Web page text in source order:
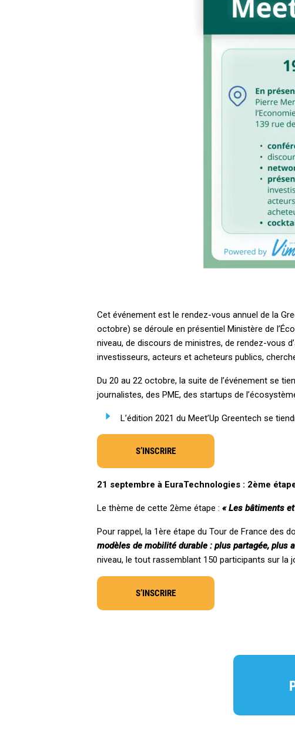
Cet événement est le rendez-vous annuel de la
octobre) se déroule en présentiel Ministère de
niveau, de discours de ministres, de rendez-vous
investisseurs, acteurs et acheteurs publics,
Du 20 au 22 octobre, la suite de l’événement se
journalistes, des PME, des startups de
L’édition 2021 du Meet’Up Greentech se
S’INSCRIRE
21 septembre à EuraTechnologies : 2ème
Le thème de cette 2ème étape :« Les bâtiments
Pour rappel, la 1ère étape du Tour de France des
modèles de mobilité durable : plus partagée, plus
niveau, le tout rassemblant 150 participants sur la
S’INSCRIRE